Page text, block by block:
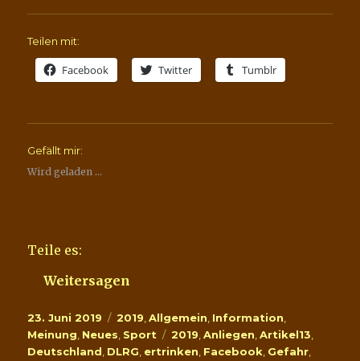
Teilen mit:
Facebook Twitter Tumblr
Gefällt mir:
Wird geladen …
Teile es:
Weitersagen
Veröffentlicht
am
23. Juni 2019 Kategorien
2019 ,Allgemein Information
Meinung Neues Sport Schlagwörter
2019 ,Anliegen ,Artikel13
Deutschland DLRG ertrinken Facebook Gefahr